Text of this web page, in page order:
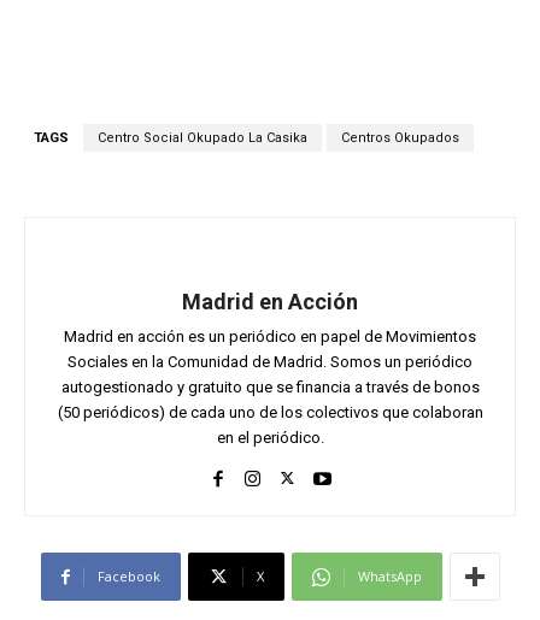
TAGS Centro Social Okupado La Casika Centros Okupados
Madrid en Acción
Madrid en acción es un periódico en papel de Movimientos
Sociales en la Comunidad de Madrid. Somos un periódico
autogestionado y gratuito que se financia a través de bonos
(50 periódicos) de cada uno de los colectivos que colaboran
en el periódico.
Facebook X WhatsApp